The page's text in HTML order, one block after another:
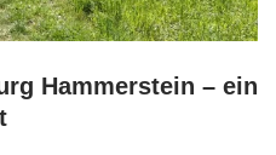
Hammerstein – ein